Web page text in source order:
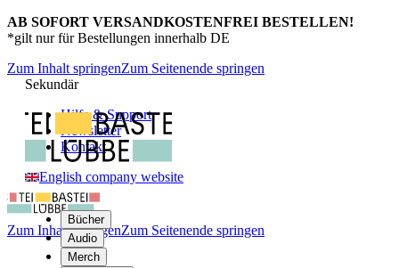
AB SOFORT VERSANDKOSTENFREI BESTELLEN!
*gilt nur für Bestellungen innerhalb DE
Zum Inhalt springenZum Seitenende springen
Sekundär
Hilfe & Support
Newsletter
Kontakt
English company website
Bücher
Audio
Merch
Zum Inhalt springenZum Seitenende springen